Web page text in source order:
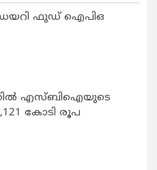
ഡയറി ഫുഡ് ഐപിഒ
എസ്ബിഐയുടെ
കോടി രൂപ